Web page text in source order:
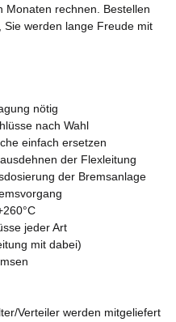
Monaten rechnen. Bestellen
werden lange Freude mit
nötig
nach Wahl
einfach ersetzen
der Flexleitung
der Bremsanlage
jeder Art
mit dabei)
Verteiler werden mitgeliefert